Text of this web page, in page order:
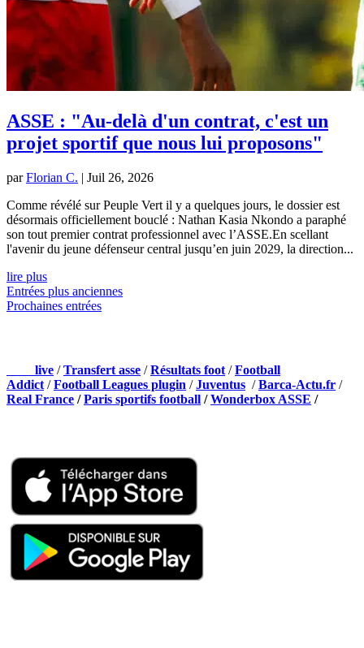
ASSE : "Au-delà d'un contrat, c'est un
projet sportif que nous lui proposons"
parFlorian C. | Juil 26, 2026
Comme révélé sur Peuple Vert il y a quelques jours, le dossier est
désormais officiellement bouclé : Nathan Kasia Nkondo a paraphé
son tout premier contrat professionnel avec l’ASSE.En scellant
l'avenir du jeune défenseur central jusqu’en juin 2029, la direction...
lire plus
Entrées plus anciennes
Prochaines entrées
live /Transfert asse /Résultats foot /Football
Addict /Football Leagues plugin /Juventus /Barca-Actu.fr /
Real France /Paris sportifs football /Wonderbox ASSE /